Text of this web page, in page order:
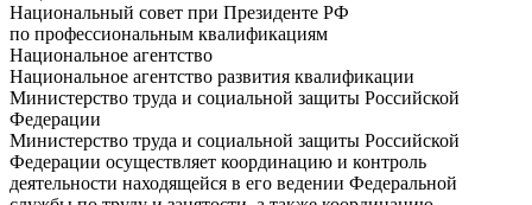
Национальный совет при Президенте РФ
по профессиональным квалификациям
Национальное агентство
Национальное агентство развития квалификации
Министерство труда и социальной защиты Российской
Федерации
Министерство труда и социальной защиты Российской
Федерации осуществляет координацию и контроль
деятельности находящейся в его ведении Федеральной